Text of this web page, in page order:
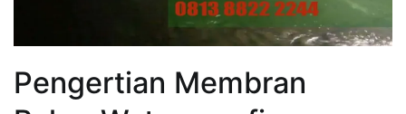
Pengertian Membran